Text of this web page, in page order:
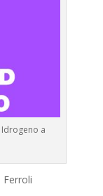
a
Ferroli